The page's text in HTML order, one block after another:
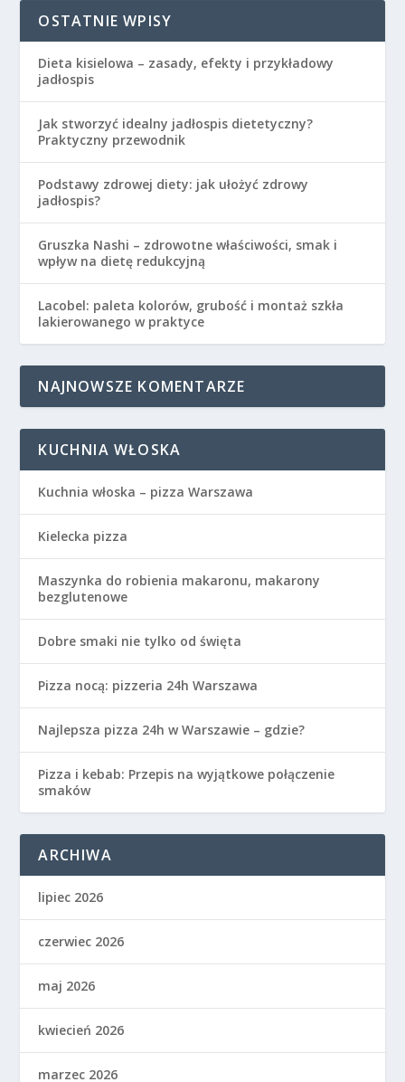
OSTATNIE WPISY
Dieta kisielowa – zasady, efekty i przykładowy
jadłospis
Jak stworzyć idealny jadłospis dietetyczny?
Praktyczny przewodnik
Podstawy zdrowej diety: jak ułożyć zdrowy
jadłospis?
Gruszka Nashi – zdrowotne właściwości, smak i
wpływ na dietę redukcyjną
Lacobel: paleta kolorów, grubość i montaż szkła
lakierowanego w praktyce
NAJNOWSZE KOMENTARZE
KUCHNIA WŁOSKA
Kuchnia włoska – pizza Warszawa
Kielecka pizza
Maszynka do robienia makaronu, makarony
bezglutenowe
Dobre smaki nie tylko od święta
Pizza nocą: pizzeria 24h Warszawa
Najlepsza pizza 24h w Warszawie – gdzie?
Pizza i kebab: Przepis na wyjątkowe połączenie
smaków
ARCHIWA
lipiec 2026
czerwiec 2026
maj 2026
kwiecień 2026
marzec 2026